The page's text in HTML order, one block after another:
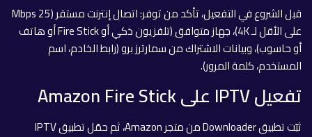
قبل الشروع في التفعيل، تأكد من توفر: اتصال إنترنت مستقر (25 Mbps
على الأقل لـ 4K)، جهاز متوافق (تلفزيون ذكي أو Fire Stick أو هاتف
أو حاسوب)، وبيانات الاشتراك من سمارترز برو (رابط الخادم، اسم
المستخدم، كلمة المرور).
تفعيل IPTV على Amazon Fire Stick
ثبّت تطبيق Downloader من متجر Amazon، ثم حمّل تطبيق IPTV